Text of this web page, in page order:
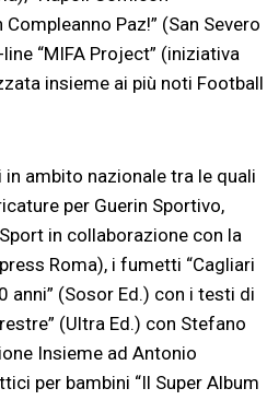
Paz!” (San Severo
“MIFA Project” (iniziativa
insieme ai più noti Football
ambito nazionale tra le quali
per Guerin Sportivo,
in collaborazione con la
Roma), i fumetti “Cagliari
anni” (Sosor Ed.) con i testi di
(Ultra Ed.) con Stefano
Insieme ad Antonio
per bambini “Il Super Album